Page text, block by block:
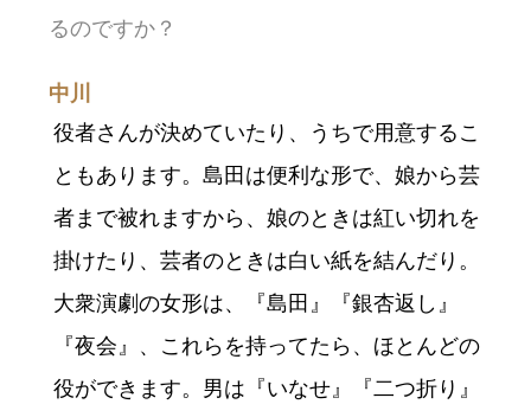
るのですか？
中川
役者さんが決めていたり、うちで用意するこ
ともあります。島田は便利な形で、娘から芸
者まで被れますから、娘のときは紅い切れを
掛けたり、芸者のときは白い紙を結んだり。
大衆演劇の女形は、『島田』『銀杏返し』
『夜会』、これらを持ってたら、ほとんどの
役ができます。男は『いなせ』『二つ折り』